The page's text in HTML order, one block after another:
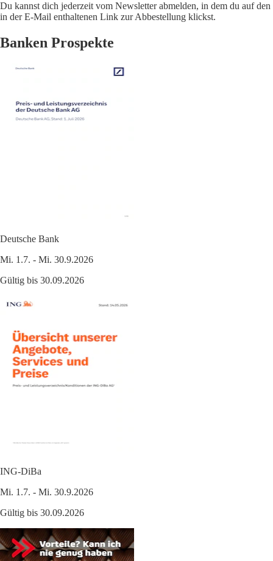
Du kannst dich jederzeit vom Newsletter abmelden, in dem du auf den
in der E-Mail enthaltenen Link zur Abbestellung klickst.
Banken Prospekte
Deutsche Bank
Mi. 1.7. - Mi. 30.9.2026
Gültig bis 30.09.2026
ING-DiBa
Mi. 1.7. - Mi. 30.9.2026
Gültig bis 30.09.2026